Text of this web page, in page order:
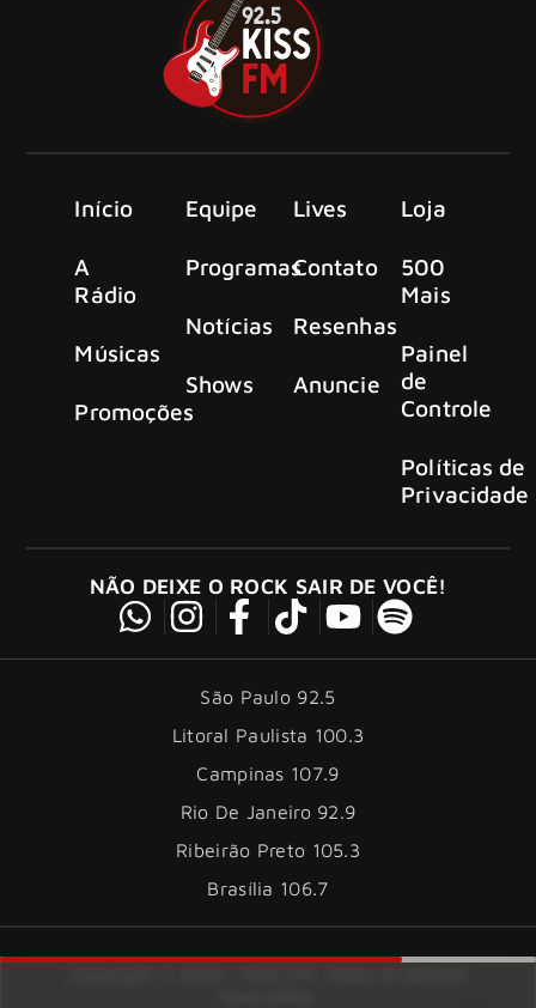
Início
A
Rádio
Músicas
Promoções
Equipe
Programas
Notícias
Shows
Lives
Contato
Resenhas
Anuncie
Loja
500
Mais
Painel
de
Controle
Políticas de
Privacidade
NÃO DEIXE O ROCK SAIR DE VOCÊ!
São Paulo 92.5
Litoral Paulista 100.3
Campinas 107.9
Rio De Janeiro 92.9
Ribeirão Preto 105.3
Brasília 106.7